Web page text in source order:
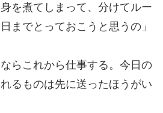
を煮てしまって、分けてルー
までとっておこうと思うの」
ならこれから仕事する。今日の
るものは先に送ったほうがい